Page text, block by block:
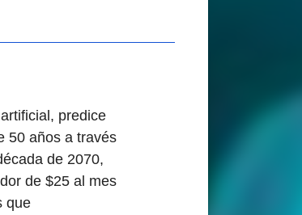
predice
50 años a través
de 2070,
de $25 al mes
que